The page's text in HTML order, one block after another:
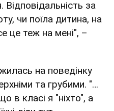
за
чи поїла дитина, на
це теж на мені", –
на поведінку
та грубими. "…
в класі я "ніхто", а